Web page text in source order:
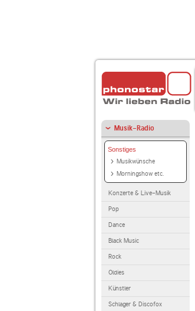
Musik-Radio
Sonstiges
Musikwünsche
Morningshow etc.
Konzerte & Live-Musik
Pop
Dance
Black Music
Rock
Oldies
Künstler
Schlager & Discofox